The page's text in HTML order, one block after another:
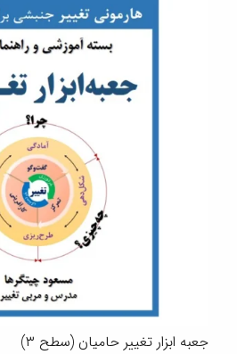
جعبه ابزار تغییر حامیان (سطح ۳)